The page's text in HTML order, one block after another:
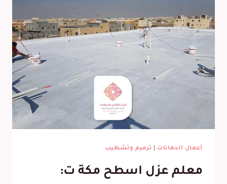
0565531738
خدمات
ترميمات
مكة
أعمال الدهانات ترميم وتشطيب
معلم عزل اسطح مكة ت: